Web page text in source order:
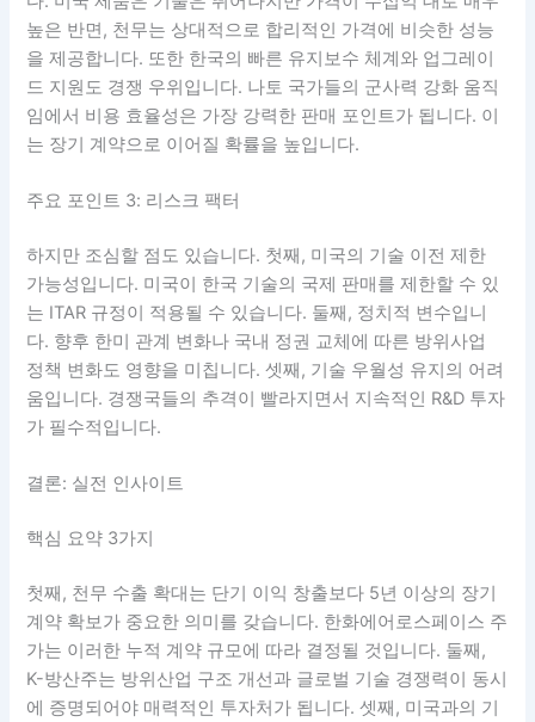
높은 반면, 천무는 상대적으로 합리적인 가격에 비슷한 성능
을 제공합니다. 또한 한국의 빠른 유지보수 체계와 업그레이
드 지원도 경쟁 우위입니다. 나토 국가들의 군사력 강화 움직
임에서 비용 효율성은 가장 강력한 판매 포인트가 됩니다. 이
는 장기 계약으로 이어질 확률을 높입니다.
주요 포인트 3: 리스크 팩터
하지만 조심할 점도 있습니다. 첫째, 미국의 기술 이전 제한
가능성입니다. 미국이 한국 기술의 국제 판매를 제한할 수 있
는 ITAR 규정이 적용될 수 있습니다. 둘째, 정치적 변수입니
다. 향후 한미 관계 변화나 국내 정권 교체에 따른 방위사업
정책 변화도 영향을 미칩니다. 셋째, 기술 우월성 유지의 어려
움입니다. 경쟁국들의 추격이 빨라지면서 지속적인 R&D 투자
가 필수적입니다.
결론: 실전 인사이트
핵심 요약 3가지
첫째, 천무 수출 확대는 단기 이익 창출보다 5년 이상의 장기
계약 확보가 중요한 의미를 갖습니다. 한화에어로스페이스 주
가는 이러한 누적 계약 규모에 따라 결정될 것입니다. 둘째,
K-방산주는 방위산업 구조 개선과 글로벌 기술 경쟁력이 동시
에 증명되어야 매력적인 투자처가 됩니다. 셋째, 미국과의 기